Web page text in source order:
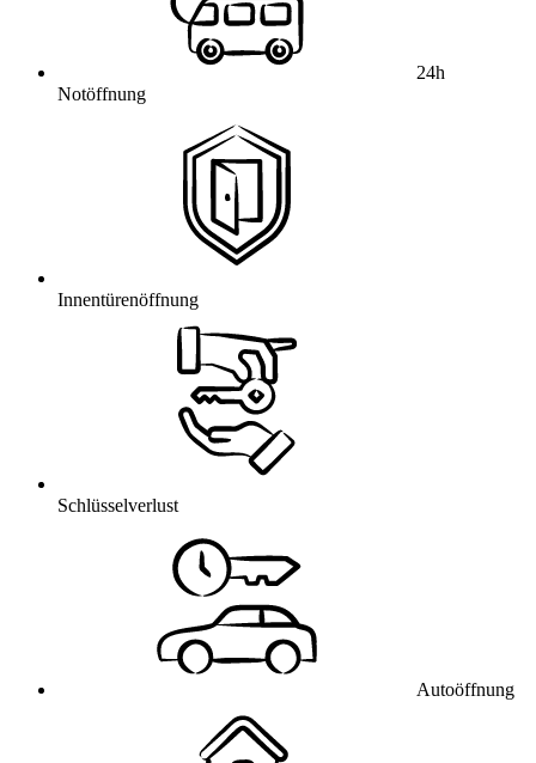
24h
Notöffnung
Innentürenöffnung
Schlüsselverlust
Autoöffnung